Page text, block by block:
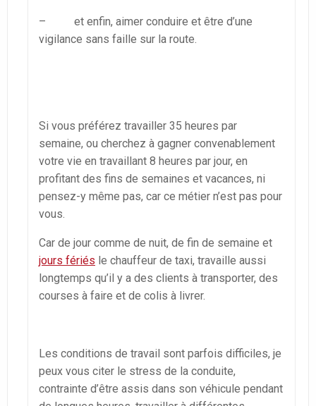
– et enfin, aimer conduire et être d’une
vigilance sans faille sur la route.
Si vous préférez travailler 35 heures par
semaine, ou cherchez à gagner convenablement
votre vie en travaillant 8 heures par jour, en
profitant des fins de semaines et vacances, ni
pensez-y même pas, car ce métier n’est pas pour
vous.
Car de jour comme de nuit, de fin de semaine et
jours fériés le chauffeur de taxi, travaille aussi
longtemps qu’il y a des clients à transporter, des
courses à faire et de colis à livrer.
Les conditions de travail sont parfois difficiles, je
peux vous citer le stress de la conduite,
contrainte d’être assis dans son véhicule pendant